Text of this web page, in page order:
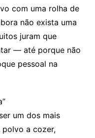
com uma rolha de
não exista uma
juram que
— até porque não
pessoal na
um dos mais
a cozer,